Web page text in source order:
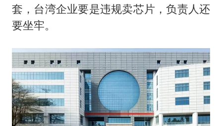
套，台湾企业要是违规卖芯片，负责人还
要坐牢。